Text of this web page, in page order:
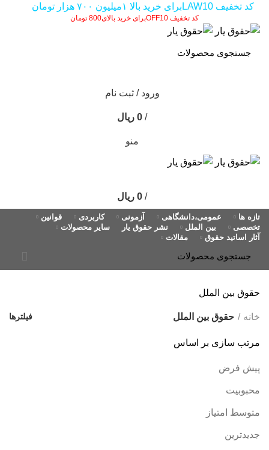
کد تخفیف LAW10برای خرید بالا ۱میلیون ۷۰۰ هزار تومان
کد تخفیف OFF10برای خرید بالای800 تومان
ورود / ثبت نام
/
0 ریال
منو
/
0 ریال
تازه ها عمومی،دانشگاهی آزمونی کاربردی
قوانین
تخصصی
بین الملل نشر حقوق یار
سایر محصولات
آثار اساتید حقوق
مقالات
حقوق بین الملل
خانه حقوق بین الملل فیلترها
مرتب سازی بر اساس
پیش فرض
محبوبیت
متوسط امتیاز
جدیدترین